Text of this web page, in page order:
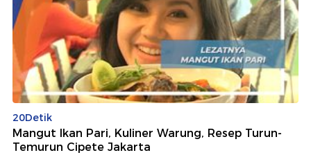
20Detik
Mangut Ikan Pari, Kuliner Warung, Resep Turun-
Temurun Cipete Jakarta